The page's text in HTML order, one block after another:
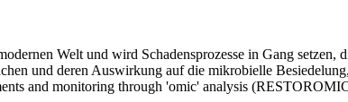
Welt und wird Schadensprozesse in Gang
und deren Auswirkung auf die mikrobielle
and monitoring through 'omic' analysis